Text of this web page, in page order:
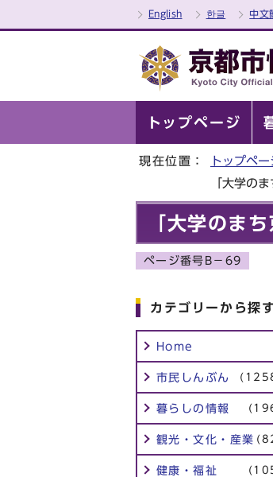
English 한글 中文
トップページ
現在位置： トップペー
「大学の
「大学のま
ページ番号B－69
カテゴリーから探す
Home
市民しんぶん
暮らしの情報
観光・文化・産業
健康・福祉